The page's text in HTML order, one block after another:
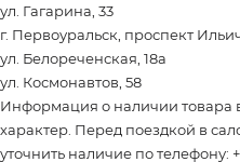
ул. Гагарина, 33
г. Первоуральск, проспект
ул. Белореченская, 18а
ул. Космонавтов, 58
Информация о наличии товара
характер. Перед поездкой в
уточнить наличие по телефону: